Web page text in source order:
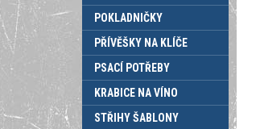
POKLADNIČKY
PŘÍVĚŠKY NA KLÍČE
PSACÍ POTŘEBY
KRABICE NA VÍNO
STŘIHY ŠABLONY